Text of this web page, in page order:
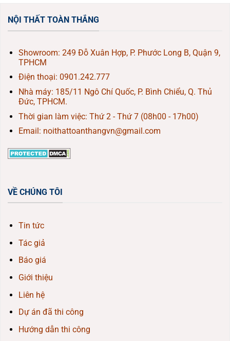
NỘI THẤT TOÀN THẮNG
Showroom: 249 Đỗ Xuân Hợp, P. Phước Long B, Quận 9,
TPHCM
Điện thoại: 0901.242.777
Nhà máy: 185/11 Ngô Chí Quốc, P. Bình Chiểu, Q. Thủ
Đức, TPHCM.
Thời gian làm việc: Thứ 2 - Thứ 7 (08h00 - 17h00)
Email: noithattoanthangvn@gmail.com
VỀ CHÚNG TÔI
Tin tức
Tác giả
Báo giá
Giới thiệu
Liên hệ
Dự án đã thi công
Hướng dẫn thi công